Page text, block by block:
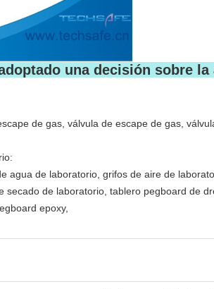
una decisión sobre
de gas, válvula de escape de gas,
agua de laboratorio, grifos de aire de
de laboratorio, tablero pegboard de
epoxy,